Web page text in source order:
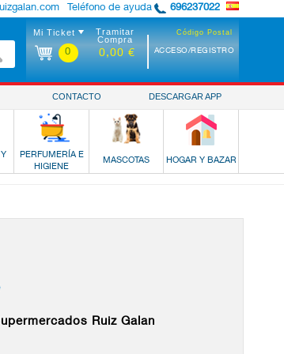
Teléfono de ayuda 696237022
Código Postal
ACCESO/REGISTRO
Mi Ticket
0
Tramitar
Compra
0,00 €
CONTACTO DESCARGAR APP
PERFUMERÍA E
HIGIENE
MASCOTAS HOGAR Y BAZAR
Ruiz Galan